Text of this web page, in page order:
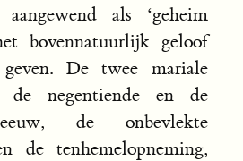
aangewend als ‘geheim
bovennatuurlijk geloof
De twee mariale
de negentiende en de
de onbevlekte
de tenhemelopneming,